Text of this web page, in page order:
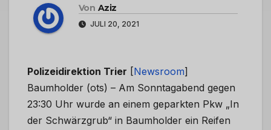
Von Aziz
JULI 20, 2021
Polizeidirektion Trier [Newsroom]
Baumholder (ots) – Am Sonntagabend gegen
23:30 Uhr wurde an einem geparkten Pkw „In
der Schwärzgrub“ in Baumholder ein Reifen